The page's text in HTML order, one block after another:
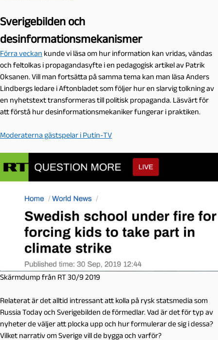
Sverigebilden och
desinformationsmekanismer
Förra veckan kunde vi läsa om hur information kan vridas, vändas
och feltolkas i propagandasyfte i en pedagogisk artikel av Patrik
Oksanen. Vill man fortsätta på samma tema kan man läsa Anders
Lindbergs ledare i Aftonbladet som följer hur en slarvig tolkning av
en nyhetstext transformeras till politisk propaganda. Läsvärt för
att förstå hur desinformationsmekaniker fungerar i praktiken.
Moderaterna gästspelar i Putin-TV
Skärmdump från RT 30/9 2019
Relaterat är det alltid intressant att kolla på rysk statsmedia som
Russia Today och Sverigebilden de förmedlar. Vad är det för typ av
nyheter de väljer att plocka upp och hur formulerar de sig i dessa?
Vilket narrativ om Sverige vill de bygga och varför?